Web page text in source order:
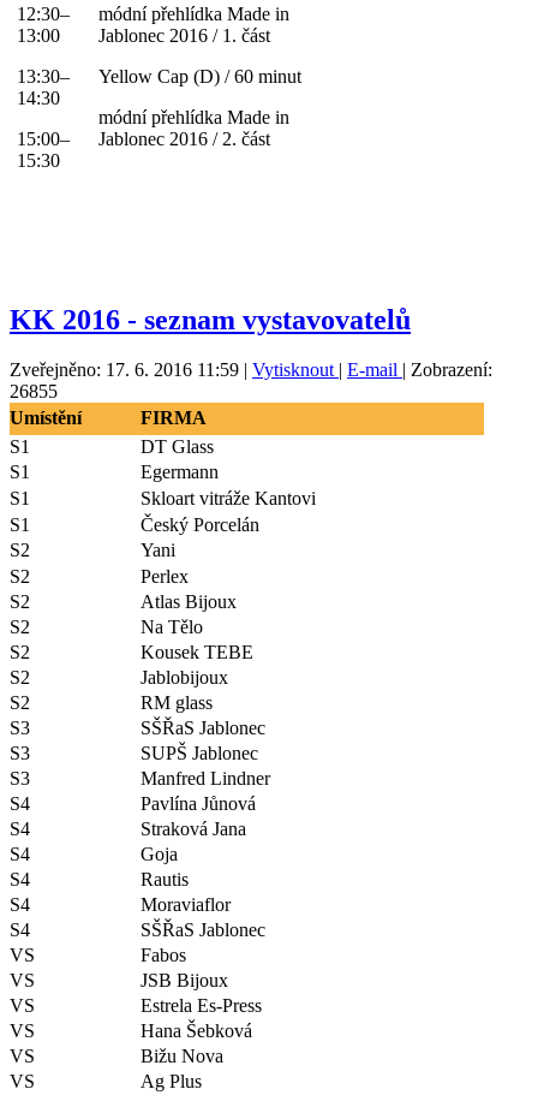
12:30–
13:00
13:30–
14:30
15:00–
15:30
módní přehlídka Made in
Jablonec 2016 / 1. část
Yellow Cap (D) / 60 minut
módní přehlídka Made in
Jablonec 2016 / 2. část
KK 2016 - seznam vystavovatelů
Zveřejněno: 17. 6. 2016 11:59 | Vytisknout | E-mail | Zobrazení:
26855
Umístění
FIRMA
S1
DT Glass
S1
Egermann
S1
Skloart vitráže Kantovi
S1
Český Porcelán
S2
Yani
S2
Perlex
S2
Atlas Bijoux
S2
Na Tělo
S2
Kousek TEBE
S2
Jablobijoux
S2
RM glass
S3
SŠŘaS Jablonec
S3
SUPŠ Jablonec
S3
Manfred Lindner
S4
Pavlína Jůnová
S4
Straková Jana
S4
Goja
S4
Rautis
S4
Moraviaflor
S4
SŠŘaS Jablonec
VS
Fabos
VS
JSB Bijoux
VS
Estrela Es-Press
VS
Hana Šebková
VS
Bižu Nova
VS
Ag Plus